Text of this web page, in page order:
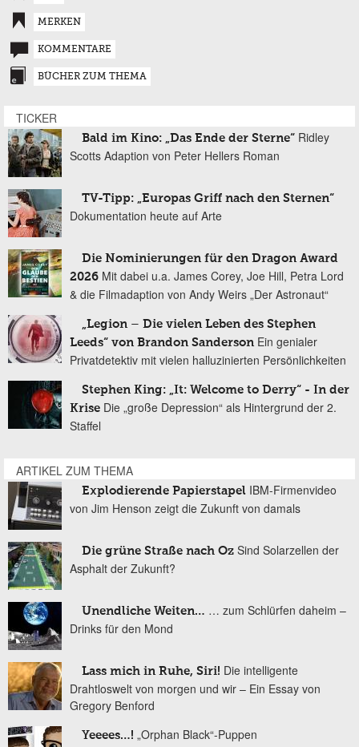
MERKEN
KOMMENTARE
BÜCHER ZUM THEMA
TICKER
Bald im Kino: „Das Ende der Sterne“ Ridley
Scotts Adaption von Peter Hellers Roman
TV-Tipp: „Europas Griff nach den Sternen“
Dokumentation heute auf Arte
Die Nominierungen für den Dragon Award
2026 Mit dabei u.a. James Corey, Joe Hill, Petra Lord
& die Filmadaption von Andy Weirs „Der Astronaut“
„Legion – Die vielen Leben des Stephen
Leeds“ von Brandon Sanderson Ein genialer
Privatdetektiv mit vielen halluzinierten Persönlichkeiten
Stephen King: „It: Welcome to Derry“ - In der
Krise Die „große Depression“ als Hintergrund der 2.
Staffel
ARTIKEL ZUM THEMA
Explodierende Papierstapel IBM-Firmenvideo
von Jim Henson zeigt die Zukunft von damals
Die grüne Straße nach Oz Sind Solarzellen der
Asphalt der Zukunft?
Unendliche Weiten… … zum Schlürfen daheim –
Drinks für den Mond
Lass mich in Ruhe, Siri! Die intelligente
Drahtloswelt von morgen und wir – Ein Essay von
Gregory Benford
Yeeees…! „Orphan Black“-Puppen